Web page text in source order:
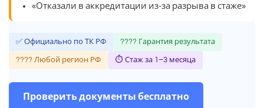
«Отказали в аккредитации из-за разрыва в стаже»
✅ Официально по ТК РФ ???? Гарантия результата
???? Любой регион РФ ⏱ Стаж за 1–3 месяца
Проверить документы бесплатно